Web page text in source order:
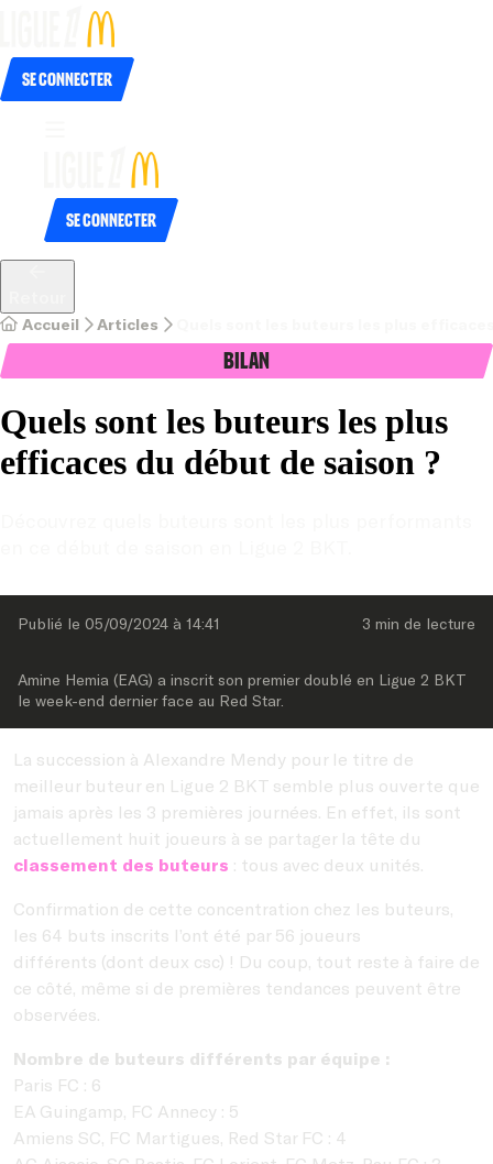
Se connecter
Se connecter
Accueil Articles
Bilan
Quels sont les buteurs les plus
efficaces du début de saison ?
Publié le 05/09/2024 à 14:41 3 min de lecture
Amine Hemia (EAG) a inscrit son premier doublé en Ligue 2 BKT
le week-end dernier face au Red Star.
La succession à Alexandre Mendy pour le titre de
meilleur buteur en Ligue 2 BKT semble plus ouverte que
jamais après les 3 premières journées. En effet, ils sont
actuellement huit joueurs à se partager la tête du
classement des buteurs : tous avec deux unités.
Confirmation de cette concentration chez les buteurs,
les 64 buts inscrits l’ont été par 56 joueurs
différents (dont deux csc) ! Du coup, tout reste à faire de
ce côté, même si de premières tendances peuvent être
observées.
Nombre de buteurs différents par équipe :
Paris FC : 6
EA Guingamp, FC Annecy : 5
Amiens SC, FC Martigues, Red Star FC : 4